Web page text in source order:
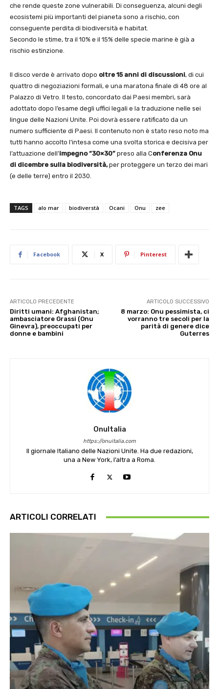
che rende queste zone vulnerabili. Di conseguenza, alcuni degli
ecosistemi più importanti del pianeta sono a rischio, con
conseguente perdita di biodiversità e habitat.
Secondo le stime, tra il 10% e il 15% delle specie marine è già a
rischio estinzione.
Il disco verde è arrivato dopo oltre 15 anni di discussioni, di cui
quattro di negoziazioni formali, e una maratona finale di 48 ore al
Palazzo di Vetro. Il testo, concordato dai Paesi membri, sarà
adottato dopo l’esame degli uffici legali e la traduzione nelle sei
lingue delle Nazioni Unite. Poi dovrà essere ratificato da un
numero sufficiente di Paesi. Il contenuto non è stato reso noto ma
tutti hanno accolto l’intesa come una svolta storica e decisiva per
l’attuazione dell’impegno “30×30” preso alla Conferenza Onu
di dicembre sulla biodiversità,per proteggere un terzo dei mari
(e delle terre) entro il 2030.
TAGS alo mar biodiverstà Ocani Onu zee
Facebook X Pinterest
ARTICOLO PRECEDENTE
Diritti umani: Afghanistan;
ambasciatore Grassi (Onu
Ginevra), preoccupati per
donne e bambini
ARTICOLO SUCCESSIVO
8 marzo: Onu pessimista, ci
vorranno tre secoli per la
parità di genere dice
Guterres
OnuItalia
https://onuitalia.com
Il giornale Italiano delle Nazioni Unite. Ha due redazioni,
una a New York, l’altra a Roma.
ARTICOLI CORRELATI